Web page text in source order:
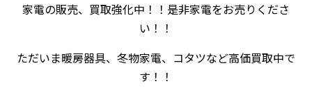
家電の販売、買取強化中！！是非家電をお売りくださ
い！！
ただいま暖房器具、冬物家電、コタツなど高価買取中で
す！！